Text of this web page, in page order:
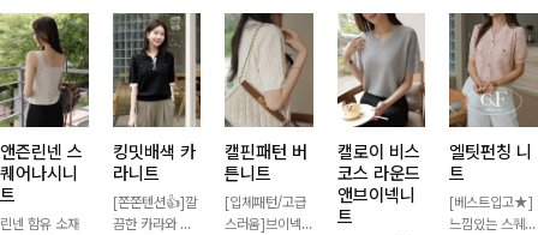
앤즌린넨 스
퀘어나시니
트
린넨 함유 소재
킹밋배색 카
라니트
[쫀쫀텐션👍]깔
끔한 카라와 반
캘핀패턴 버
튼니트
[입체패턴/고급
스러움]브이넥
캘로이 비스
코스 라운드
앤브이넥니
트
엘팃펀칭 니
트
[베스트입고★]
느낌있는 스퀘어